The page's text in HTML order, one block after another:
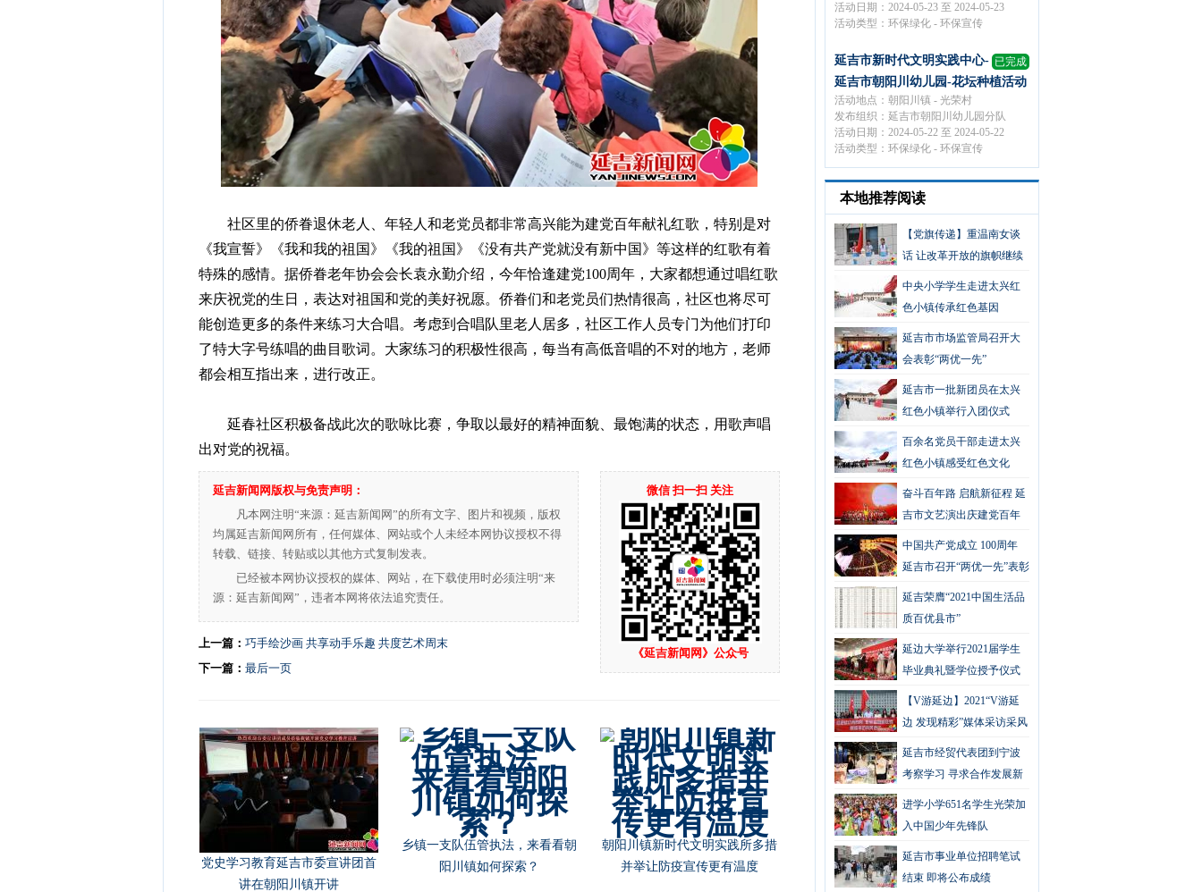
社区里的侨眷退休老人、年轻人和老党员都非常高兴能为建党百年献礼红歌，特别是对
《我宣誓》《我和我的祖国》《我的祖国》《没有共产党就没有新中国》等这样的红歌有着
特殊的感情。据侨眷老年协会会长袁永勤介绍，今年恰逢建党100周年，大家都想通过唱红歌
来庆祝党的生日，表达对祖国和党的美好祝愿。侨眷们和老党员们热情很高，社区也将尽可
能创造更多的条件来练习大合唱。考虑到合唱队里老人居多，社区工作人员专门为他们打印
了特大字号练唱的曲目歌词。大家练习的积极性很高，每当有高低音唱的不对的地方，老师
都会相互指出来，进行改正。
延春社区积极备战此次的歌咏比赛，争取以最好的精神面貌、最饱满的状态，用歌声唱
出对党的祝福。
微信 扫一扫 关注
《延吉新闻网》公众号
延吉新闻网版权与免责声明：
凡本网注明“来源：延吉新闻网”的所有文字、图片和视频，版权
均属延吉新闻网所有，任何媒体、网站或个人未经本网协议授权不得
转载、链接、转贴或以其他方式复制发表。
已经被本网协议授权的媒体、网站，在下载使用时必须注明“来
源：延吉新闻网”，违者本网将依法追究责任。
上一篇： 巧手绘沙画 共享动手乐趣 共度艺术周末
下一篇： 最后一页
党史学习教育延吉市委宣讲团首
讲在朝阳川镇开讲
乡镇一支队伍管执法，来看看朝
阳川镇如何探索？
朝阳川镇新时代文明实践所多措
并举让防疫宣传更有温度
活动日期：2024-05-23 至 2024-05-23
活动类型：环保绿化 - 环保宣传
已完成
延吉市新时代文明实践中心-
延吉市朝阳川幼儿园-花坛种植活动
活动地点：朝阳川镇 - 光荣村
发布组织：延吉市朝阳川幼儿园分队
活动日期：2024-05-22 至 2024-05-22
活动类型：环保绿化 - 环保宣传
本地推荐阅读
【党旗传递】重温南女谈
话 让改革开放的旗帜继续
中央小学学生走进太兴红
色小镇传承红色基因
延吉市市场监管局召开大
会表彰“两优一先”
延吉市一批新团员在太兴
红色小镇举行入团仪式
百余名党员干部走进太兴
红色小镇感受红色文化
奋斗百年路 启航新征程 延
吉市文艺演出庆建党百年
中国共产党成立 100周年
延吉市召开“两优一先”表彰
大会
延吉荣膺“2021中国生活品
质百优县市”
延边大学举行2021届学生
毕业典礼暨学位授予仪式
【V游延边】2021“V游延
边 发现精彩”媒体采访采风
活动圆满结束
延吉市经贸代表团到宁波
考察学习 寻求合作发展新
路径
进学小学651名学生光荣加
入中国少年先锋队
延吉市事业单位招聘笔试
结束 即将公布成绩